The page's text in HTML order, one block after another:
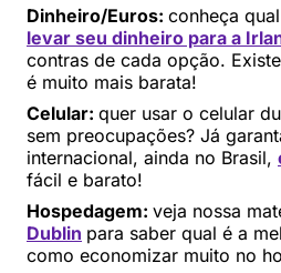
Dinheiro/Euros: conheça qual
levar seu dinheiro para a
contras de cada opção.
é muito mais barata!
Celular: quer usar o celular
sem preocupações? Já
internacional, ainda no Brasil,
fácil e barato!
Hospedagem: veja nossa
Dublin para saber qual é a
como economizar muito no